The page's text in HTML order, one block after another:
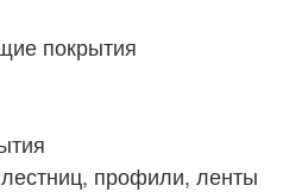
покрытия
профили, ленты